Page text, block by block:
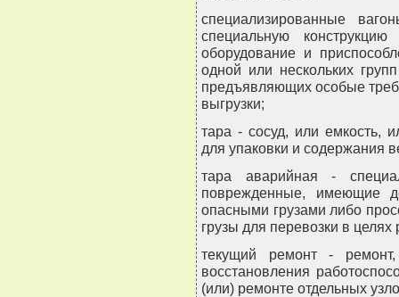
специализированные
специальную
оборудование и
одной или нескольких
предъявляющих особые
выгрузки;
тара - сосуд, или емкость,
для упаковки и содержания
тара аварийная -
поврежденные, имеющие
опасными грузами либо
грузы для перевозки в
текущий ремонт -
восстановления
(или) ремонте отдельных